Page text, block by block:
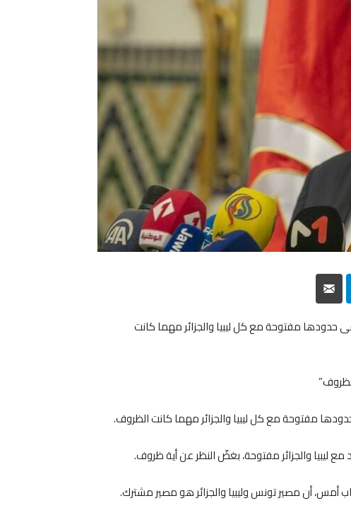
Telegram
مفتوحة مع كل ليبيا والجزائر مهما كانت
مفتوحة مع كل ليبيا والجزائر مهما كانت الظروف.
ليبيا والجزائر مفتوحة، بغضّ النظر عن أية ظروف.
أمس، أن مصير تونس وليبيا والجزائر هو مصير مشترك.